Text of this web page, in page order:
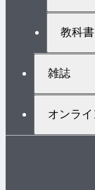
教科書
雑誌
オンラ